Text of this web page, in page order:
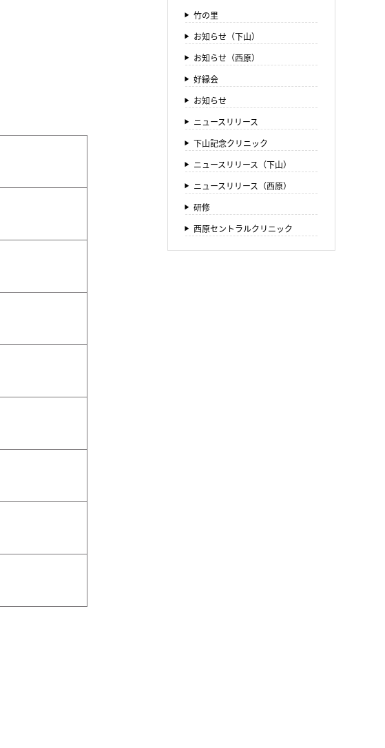
竹の里
お知らせ（下山）
お知らせ（西原）
好縁会
お知らせ
ニュースリリース
下山記念クリニック
ニュースリリース（下山）
ニュースリリース（西原）
研修
西原セントラルクリニック